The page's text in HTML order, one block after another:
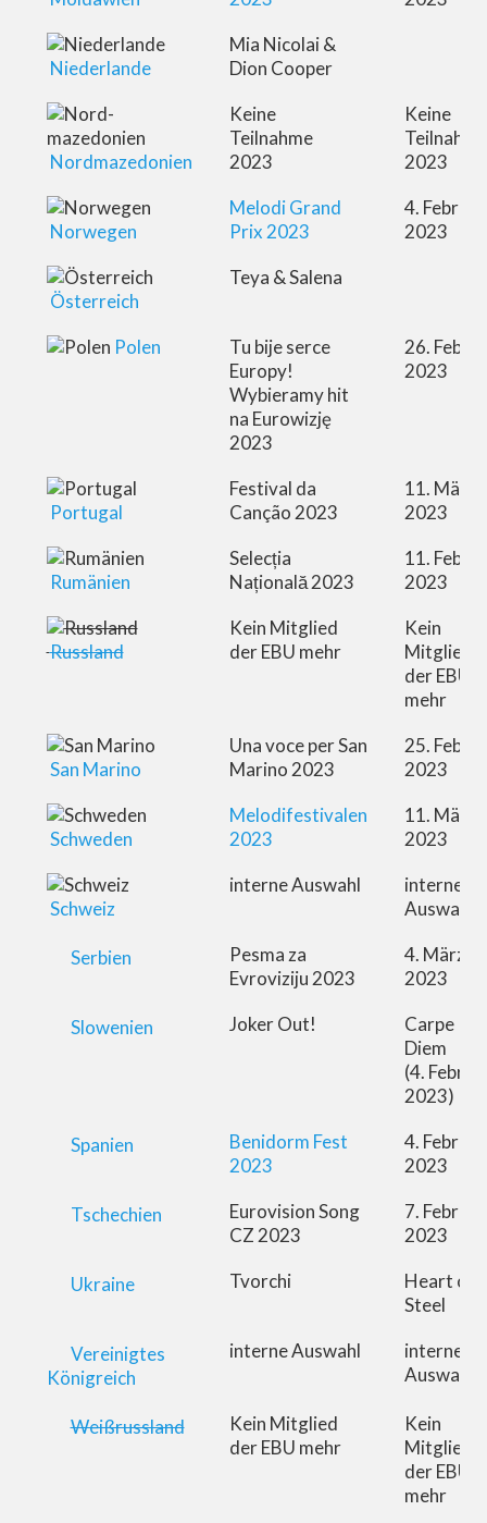
Niederlande
Mia Nicolai &
Dion Cooper
Nordmazedonien
Keine
Teilnahme
2023
Keine
Teilnahme
2023
Norwegen
Melodi Grand
Prix 2023
4. Februar
2023
Österreich
Teya & Salena
Polen
Tu bije serce
Europy!
Wybieramy hit
na Eurowizję
2023
26.
2023
Portugal
Festival da
Canção 2023
11. März
2023
Rumänien
Selecția
Națională 2023
11.
2023
Russland
Kein Mitglied
der EBU mehr
Kein
Mitglied
der EBU
mehr
San Marino
Una voce per San
Marino 2023
25.
2023
Schweden
Melodifestivalen
2023
11. März
2023
Schweiz
interne Auswahl
interne
Auswahl
Serbien
Pesma za
Evroviziju 2023
4. März
2023
Slowenien Joker Out!
Carpe
Diem
(4.
2023)
Spanien
Benidorm Fest
2023
4. Februar
2023
Tschechien
Eurovision Song
CZ 2023
7. Februar
2023
Ukraine Tvorchi
Heart of
Steel
Vereinigtes
Königreich
interne Auswahl
interne
Auswahl
Weißrussland
Kein Mitglied
der EBU mehr
Kein
Mitglied
der EBU
mehr